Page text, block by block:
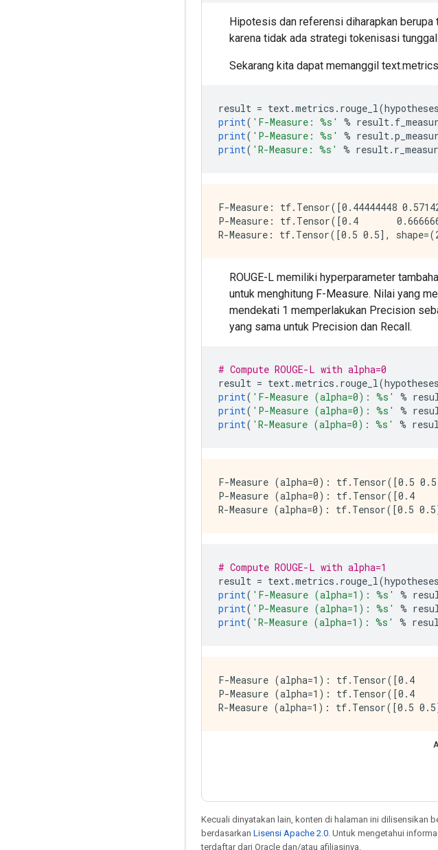
Hipotesis dan referensi diharapkan
karena tidak ada strategi tokenisasi
Sekarang kita dapat memanggil
result = text.metrics . rouge_l(hypotheses
print( 'F-Measure: %s' % result.
print( 'P-Measure: %s' % result.
print( 'R-Measure: %s' % result.
F-Measure: tf.Tensor([0.44444448
P-Measure: tf.Tensor([0.4
ROUGE-L memiliki hyperparameter
untuk menghitung F-Measure. Nilai yang
mendekati 1 memperlakukan Precision
yang sama untuk Precision dan Recall.
# Compute ROUGE-L with alpha=0
result = text.metrics . rouge_l(hypotheses
print( 'F-Measure (alpha=0): %s' %
print( 'P-Measure (alpha=0): %s' %
print( 'R-Measure (alpha=0): %s' %
F-Measure (alpha=0): tf.Tensor([0.5
P-Measure (alpha=0): tf.Tensor([0.4
# Compute ROUGE-L with alpha=1
result = text.metrics . rouge_l(hypotheses
print( 'F-Measure (alpha=1): %s' %
print( 'P-Measure (alpha=1): %s' %
print( 'R-Measure (alpha=1): %s' %
F-Measure (alpha=1): tf.Tensor([0.4
P-Measure (alpha=1): tf.Tensor([0.4
Kecuali dinyatakan lain, konten di halaman ini dilisensikan
berdasarkan Lisensi Apache 2.0 . Untuk mengetahui
terdaftar dari Oracle dan/atau afiliasinya.